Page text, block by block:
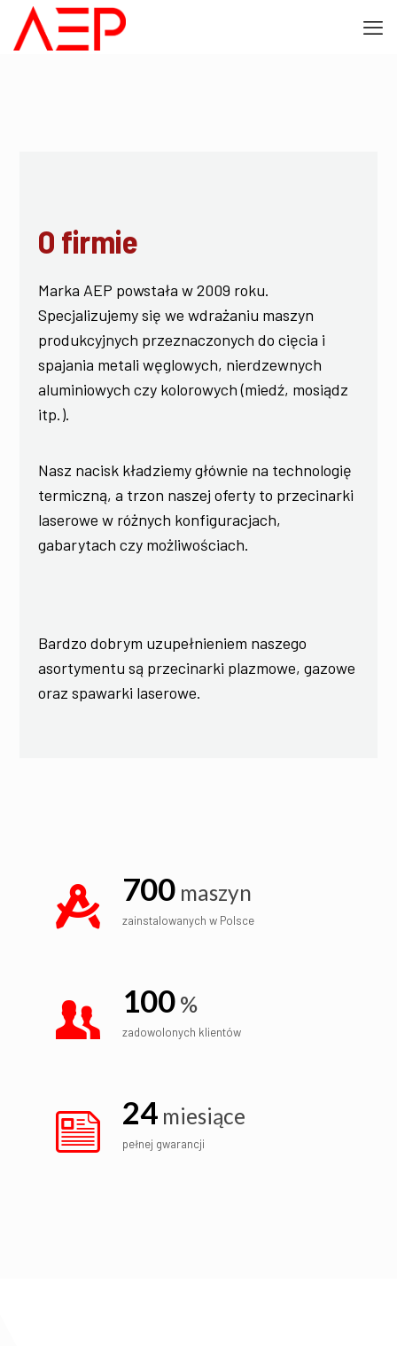
O firmie
Marka AEP powstała w 2009 roku.
Specjalizujemy się we wdrażaniu maszyn
produkcyjnych przeznaczonych do cięcia i
spajania metali węglowych, nierdzewnych
aluminiowych czy kolorowych (miedź, mosiądz
itp.).
Nasz nacisk kładziemy głównie na technologię
termiczną, a trzon naszej oferty to przecinarki
laserowe w różnych konfiguracjach,
gabarytach czy możliwościach.
Bardzo dobrym uzupełnieniem naszego
asortymentu są przecinarki plazmowe, gazowe
oraz spawarki laserowe.
700 maszyn
zainstalowanych w Polsce
100 %
zadowolonych klientów
24 miesiące
pełnej gwarancji